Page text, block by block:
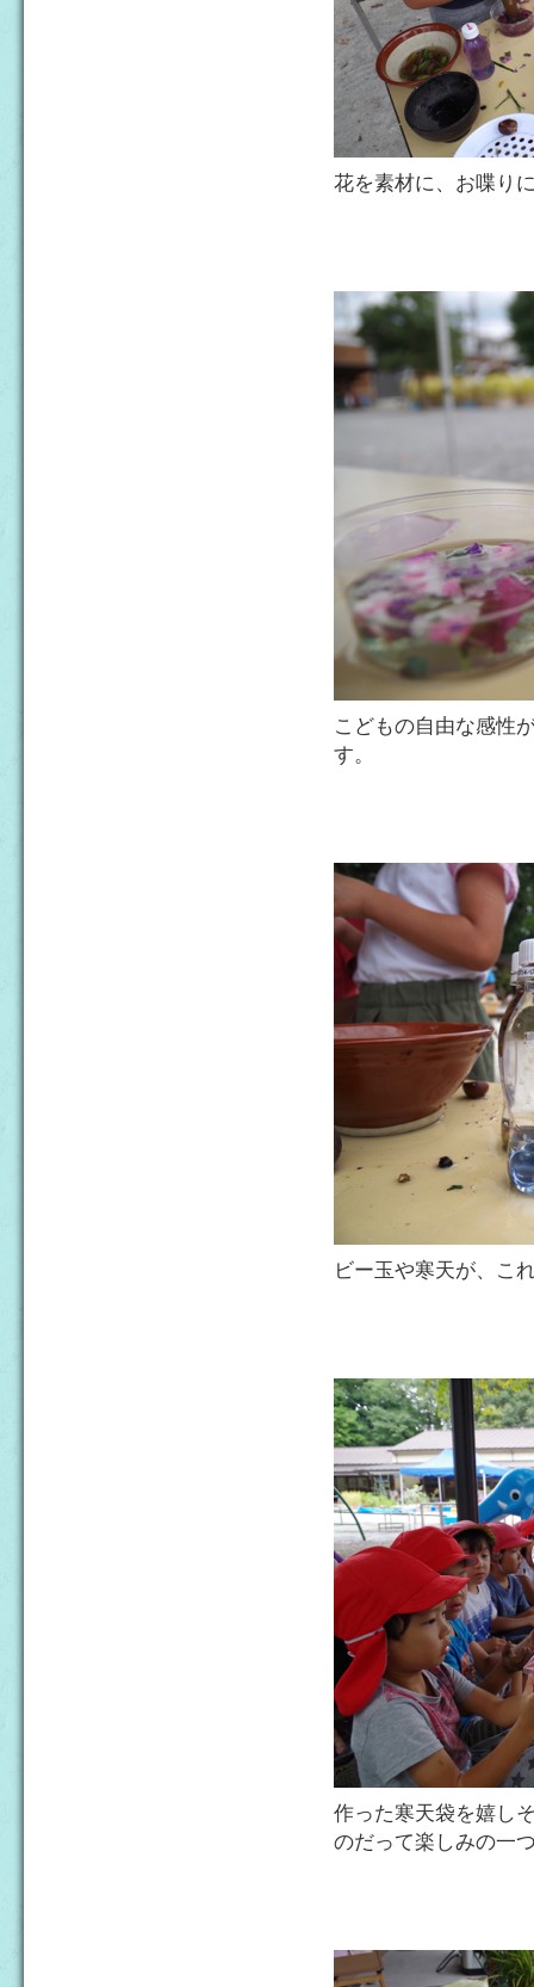
花を素材に、お喋り
こどもの自由な感性
す。
ビー玉や寒天が、こ
作った寒天袋を嬉し
のだって楽しみの一